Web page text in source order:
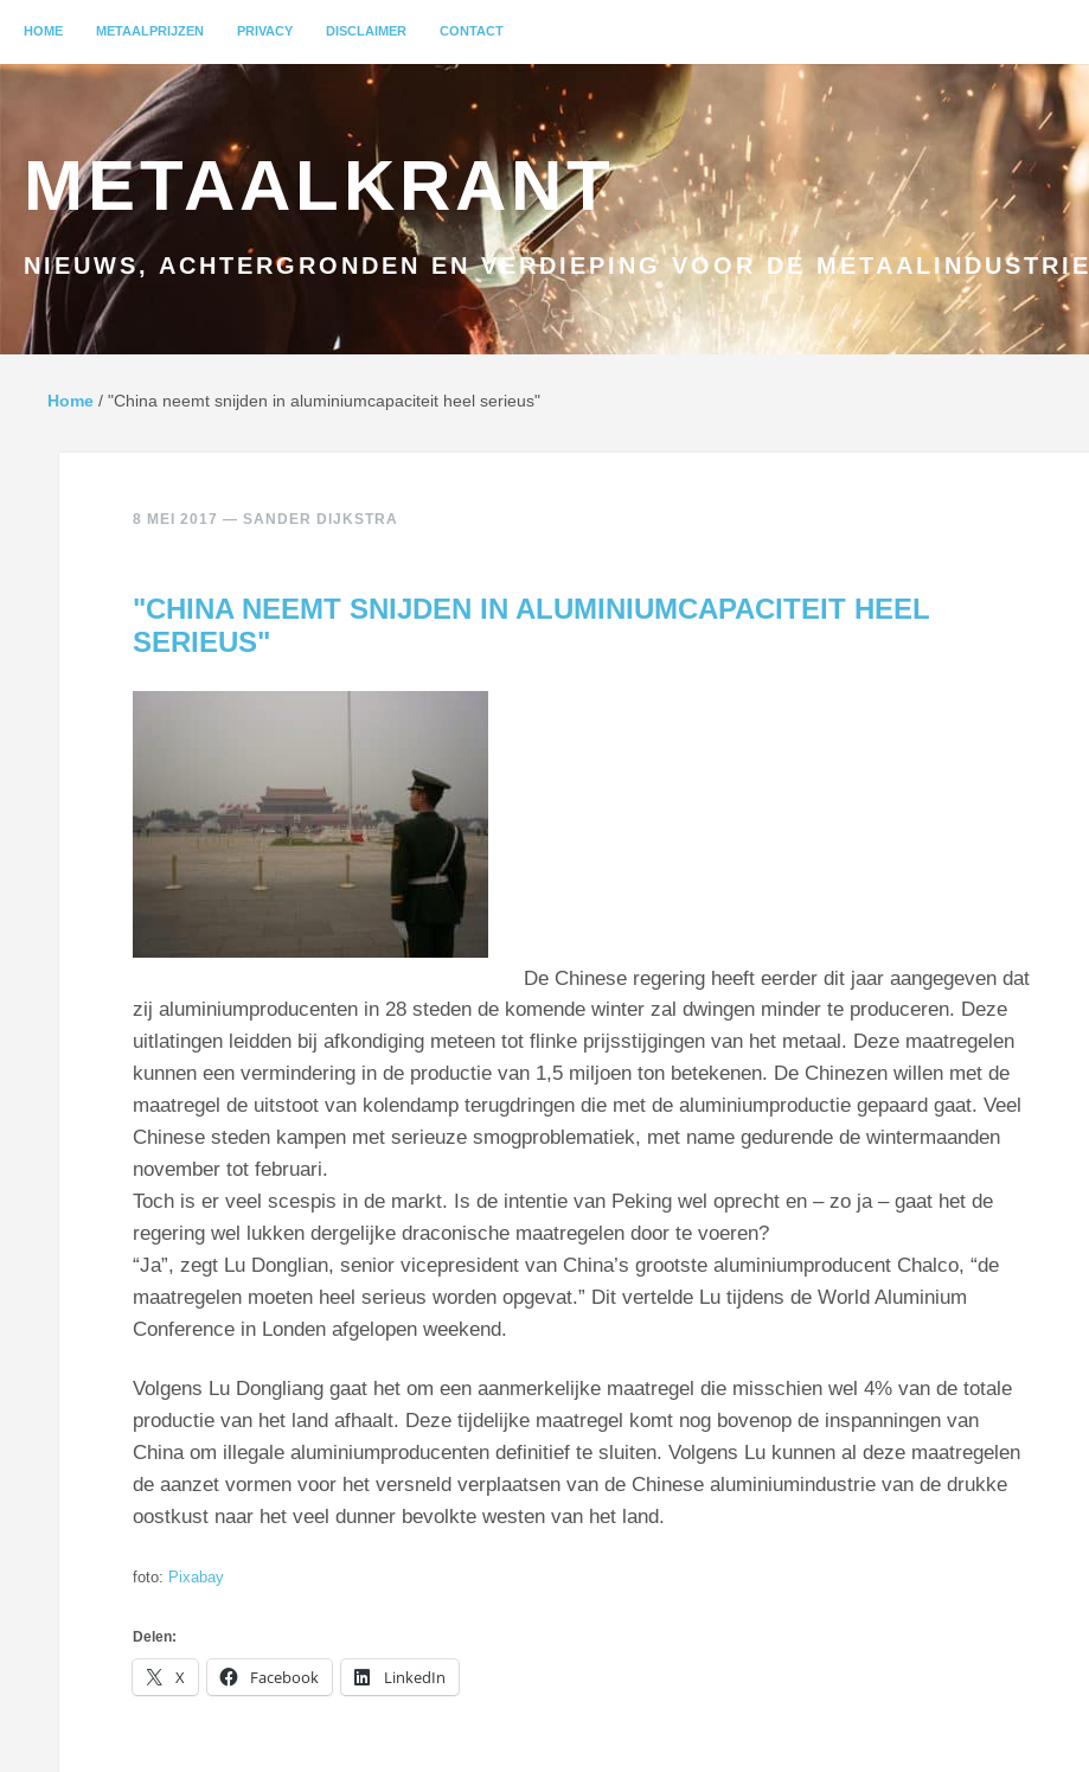
GA NAAR INHOUD
HOME METAALPRIJZEN PRIVACY DISCLAIMER CONTACT
METAALKRANT
NIEUWS, ACHTERGRONDEN EN VERDIEPING VOOR DE METAALINDUSTRIE
Home / "China neemt snijden in aluminiumcapaciteit heel serieus"
8 MEI 2017 — SANDER DIJKSTRA
"CHINA NEEMT SNIJDEN IN ALUMINIUMCAPACITEIT HEEL
SERIEUS"
De Chinese regering heeft eerder dit jaar aangegeven dat
zij aluminiumproducenten in 28 steden de komende winter zal dwingen minder te produceren. Deze
uitlatingen leidden bij afkondiging meteen tot flinke prijsstijgingen van het metaal. Deze maatregelen
kunnen een vermindering in de productie van 1,5 miljoen ton betekenen. De Chinezen willen met de
maatregel de uitstoot van kolendamp terugdringen die met de aluminiumproductie gepaard gaat. Veel
Chinese steden kampen met serieuze smogproblematiek, met name gedurende de wintermaanden
november tot februari.
Toch is er veel scespis in de markt. Is de intentie van Peking wel oprecht en – zo ja – gaat het de
regering wel lukken dergelijke draconische maatregelen door te voeren?
“Ja”, zegt Lu Donglian, senior vicepresident van China’s grootste aluminiumproducent Chalco, “de
maatregelen moeten heel serieus worden opgevat.” Dit vertelde Lu tijdens de World Aluminium
Conference in Londen afgelopen weekend.
Volgens Lu Dongliang gaat het om een aanmerkelijke maatregel die misschien wel 4% van de totale
productie van het land afhaalt. Deze tijdelijke maatregel komt nog bovenop de inspanningen van
China om illegale aluminiumproducenten definitief te sluiten. Volgens Lu kunnen al deze maatregelen
de aanzet vormen voor het versneld verplaatsen van de Chinese aluminiumindustrie van de drukke
oostkust naar het veel dunner bevolkte westen van het land.
foto: Pixabay
Delen:
X Facebook LinkedIn